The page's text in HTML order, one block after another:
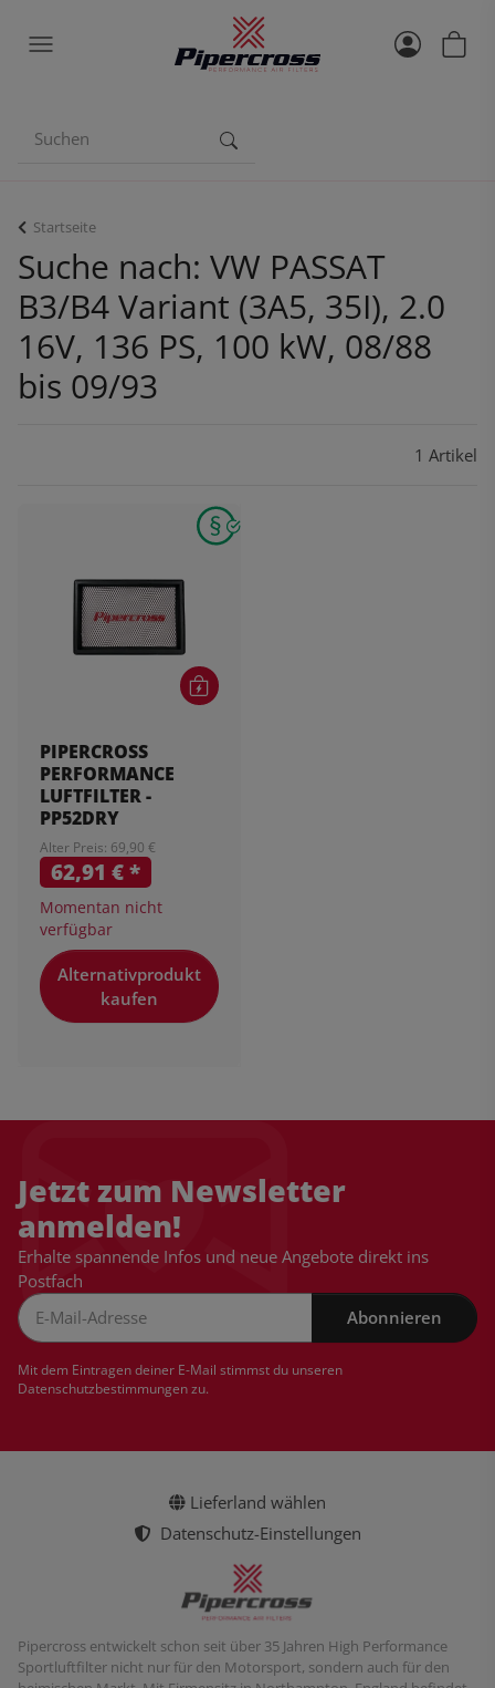
Startseite
Suche nach: VW PASSAT
B3/B4 Variant (3A5, 35I), 2.0
16V, 136 PS, 100 kW, 08/88
bis 09/93
1 Artikel
PIPERCROSS
PERFORMANCE
LUFTFILTER -
PP52DRY
Alter Preis: 69,90 €
62,91 €*
Momentan nicht
verfügbar
Alternativprodukt
kaufen
Jetzt zum Newsletter
anmelden!
Erhalte spannende Infos und neue Angebote direkt ins
Postfach
Abonnieren
Mit dem Eintragen deiner E-Mail stimmst du unseren
Datenschutzbestimmungenzu.
Lieferland wählen
Datenschutz-Einstellungen
Pipercross entwickelt schon seit über 35 Jahren High Performance
Sportluftfilter nicht nur für den Motorsport, sondern auch für den